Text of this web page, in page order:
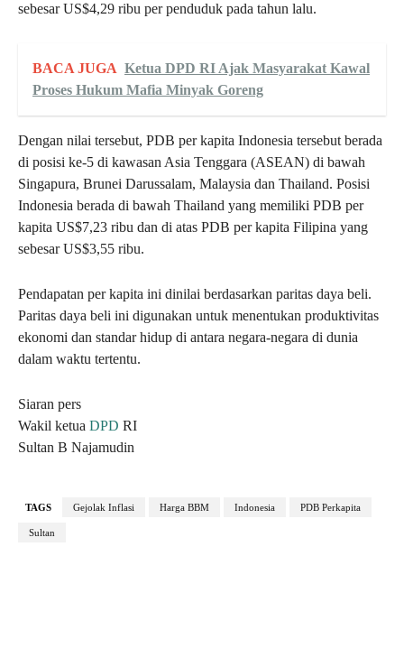
sebesar US$4,29 ribu per penduduk pada tahun lalu.
BACA JUGA Ketua DPD RI Ajak Masyarakat Kawal
Proses Hukum Mafia Minyak Goreng
Dengan nilai tersebut, PDB per kapita Indonesia tersebut berada
di posisi ke-5 di kawasan Asia Tenggara (ASEAN) di bawah
Singapura, Brunei Darussalam, Malaysia dan Thailand. Posisi
Indonesia berada di bawah Thailand yang memiliki PDB per
kapita US$7,23 ribu dan di atas PDB per kapita Filipina yang
sebesar US$3,55 ribu.
Pendapatan per kapita ini dinilai berdasarkan paritas daya beli.
Paritas daya beli ini digunakan untuk menentukan produktivitas
ekonomi dan standar hidup di antara negara-negara di dunia
dalam waktu tertentu.
Siaran pers
Wakil ketua DPD RI
Sultan B Najamudin
TAGS Gejolak Inflasi Harga BBM Indonesia PDB Perkapita
Sultan